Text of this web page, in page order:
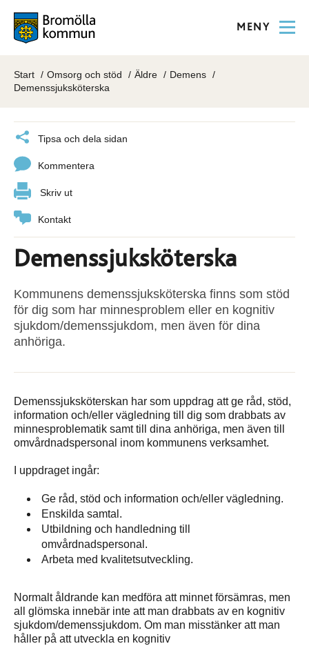
MENY
Start Omsorg och stöd Äldre
Demens
Demenssjuksköterska
Tipsa och dela sidan
Kommentera
Skriv ut
Kontakt
Demenssjuksköterska
Kommunens demenssjuksköterska finns som stöd
för dig som har minnesproblem eller en kognitiv
sjukdom/demenssjukdom, men även för dina
anhöriga.
Demenssjuksköterskan har som uppdrag att ge råd, stöd,
information och/eller vägledning till dig som drabbats av
minnesproblematik samt till dina anhöriga, men även till
omvårdnadspersonal inom kommunens verksamhet.
I uppdraget ingår:
Ge råd, stöd och information och/eller vägledning.
Enskilda samtal.
Utbildning och handledning till
omvårdnadspersonal.
Arbeta med kvalitetsutveckling.
Normalt åldrande kan medföra att minnet försämras, men
all glömska innebär inte att man drabbats av en kognitiv
sjukdom/demenssjukdom. Om man misstänker att man
håller på att utveckla en kognitiv